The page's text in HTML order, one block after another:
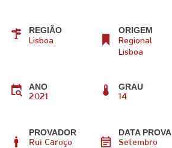
REGIÃO
Lisboa
ORIGEM
Regional
Lisboa
ANO
2021
GRAU
14
PROVADOR
Rui Caroço
DATA PROVA
Setembro